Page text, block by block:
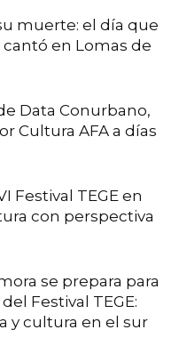
muerte: el día que
cantó en Lomas de
Data Conurbano,
Cultura AFA a días
Festival TEGE en
con perspectiva
se prepara para
Festival TEGE:
y cultura en el sur